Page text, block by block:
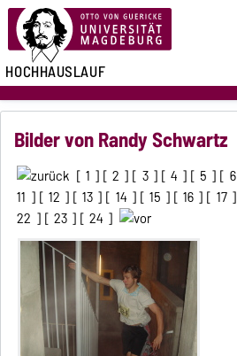
HOCHHAUSLAUF
Bilder von Randy Schwartz
[ 1 ] [ 2 ] [ 3 ] [ 4 ] [ 5 ] [ 6
11 ] [ 12 ] [ 13 ] [ 14 ] [ 15 ] [ 16 ] [ 17
22 ] [ 23 ] [ 24 ]